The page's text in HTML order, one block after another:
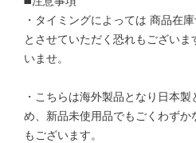
・タイミングによっては 商品在
とさせていただく恐れもございま
いませ。
・こちらは海外製品となり日本
め、新品未使用品でもごくわずか
もございます。